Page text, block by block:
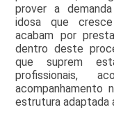
prover a
idosa que
acabam por
dentro deste
que suprem
profissionais,
acompanhamento
estrutura adaptada